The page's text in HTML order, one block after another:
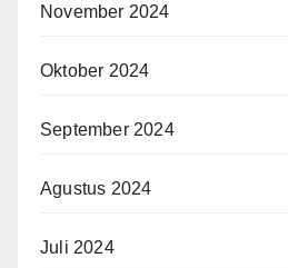
November 2024
Oktober 2024
September 2024
Agustus 2024
Juli 2024